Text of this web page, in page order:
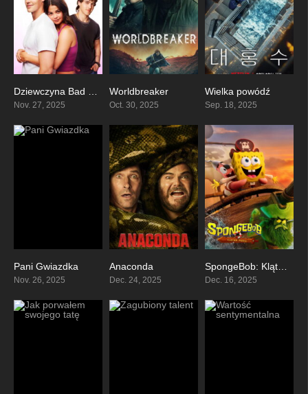
5.3
Nov. 27, 2025
Worldbreaker
Oct. 30, 2025
Wielka powódź
Sep. 18, 2025
Pani Gwiazdka
Nov. 26, 2025
Anaconda
Dec. 24, 2025
5.4
SpongeBob: Klątwa pirata
Dec. 16, 2025